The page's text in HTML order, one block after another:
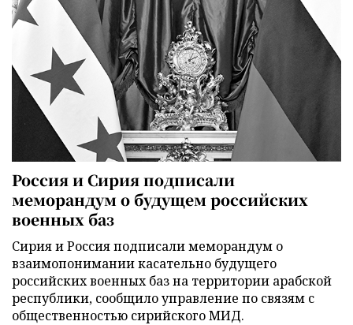
Россия и Сирия подписали
меморандум о будущем российских
военных баз
Сирия и Россия подписали меморандум о
взаимопонимании касательно будущего
российских военных баз на территории арабской
республики, сообщило управление по связям с
общественностью сирийского МИД.